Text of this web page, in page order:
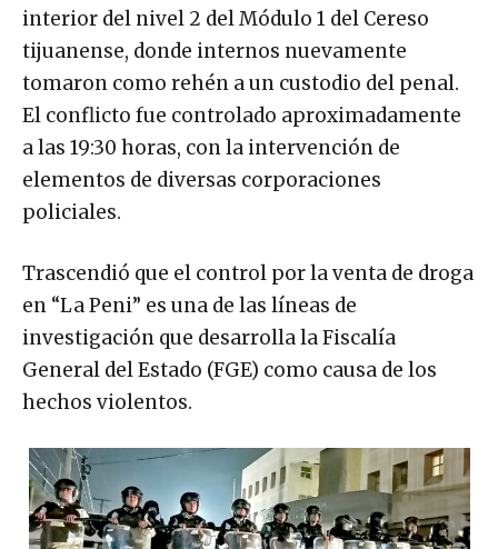
interior del nivel 2 del Módulo 1 del Cereso
tijuanense, donde internos nuevamente
tomaron como rehén a un custodio del penal.
El conflicto fue controlado aproximadamente
a las 19:30 horas, con la intervención de
elementos de diversas corporaciones
policiales.
Trascendió que el control por la venta de droga
en “La Peni” es una de las líneas de
investigación que desarrolla la Fiscalía
General del Estado (FGE) como causa de los
hechos violentos.